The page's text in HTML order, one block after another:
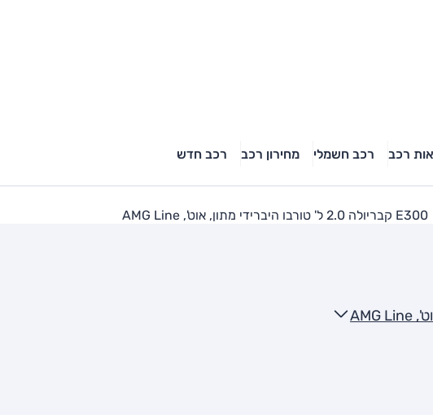
רכב רכב חשמלי מחירון רכב רכב חדש
E300 קבריולה 2.0 ל' טורבו היברידי מתון, אוט', AMG Line